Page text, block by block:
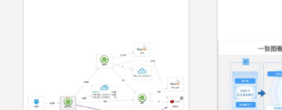
度 息运